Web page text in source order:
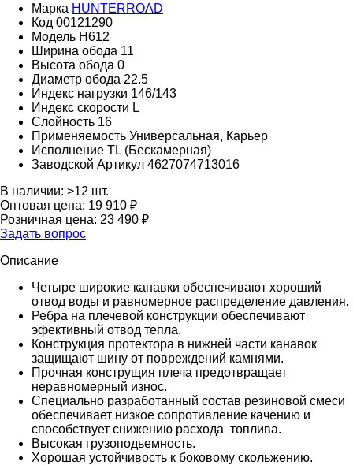
Марка HUNTERROAD​​​​​​​
Код 00121290
Модель H612
Ширина обода 11
Высота обода 0
Диаметр обода 22.5
Индекс нагрузки 146/143
Индекс скорости L
Слойность 16
Применяемость Универсальная, Карьер
Исполнение TL (Бескамерная)
Заводской Артикул 4627074713016
В наличии: >12 шт.
Оптовая цена: 19 910 ₽
Розничная цена: 23 490 ₽
Задать вопрос
Описание
Четыре широкие канавки обеспечивают хороший
отвод воды и равномерное распределение давления.
Ребра на плечевой конструкции обеспечивают
эфективный отвод тепла.
Конструкция протектора в нижней части канавок
защищают шину от повреждений камнями.
Прочная конструщия плеча предотвращает
неравномерный износ.
Специально разработанный состав резиновой смеси
обеспечивает низкое сопротивление качению и
способствует снижению расхода топлива.
Высокая грузоподьемность.
Хорошая устойчивость к боковому скольжению.